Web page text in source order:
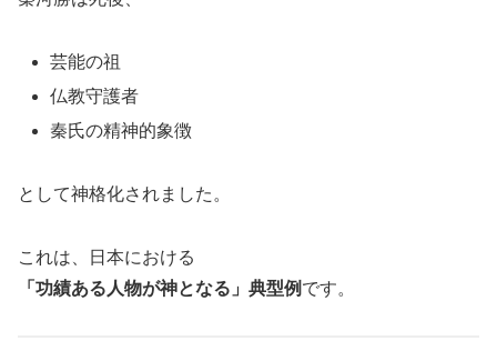
芸能の祖
仏教守護者
秦氏の精神的象徴
として神格化されました。
これは、日本における
「功績ある人物が神となる」典型例 です。